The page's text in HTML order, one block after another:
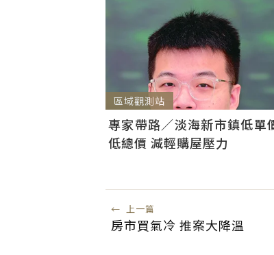
區域觀測站
專家帶路／淡海新市鎮低單
低總價 減輕購屋壓力
← 上一篇
房市買氣冷 推案大降溫